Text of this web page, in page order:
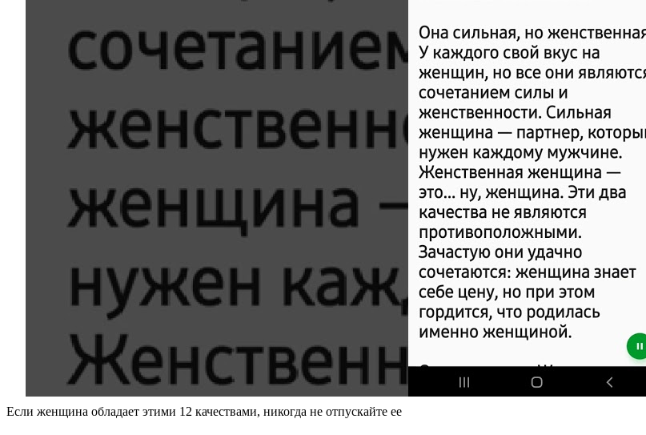
Если женщина обладает этими 12 качествами, никогда не отпускайте ее